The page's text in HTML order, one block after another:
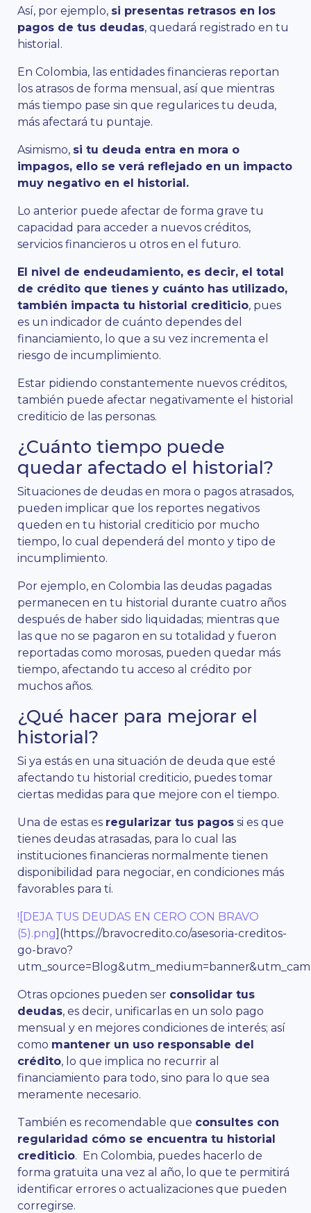
Así, por ejemplo, si presentas retrasos en los
pagos de tus deudas, quedará registrado en tu
historial.
En Colombia, las entidades financieras reportan
los atrasos de forma mensual, así que mientras
más tiempo pase sin que regularices tu deuda,
más afectará tu puntaje.
Asimismo, si tu deuda entra en mora o
impagos, ello se verá reflejado en un impacto
muy negativo en el historial.
Lo anterior puede afectar de forma grave tu
capacidad para acceder a nuevos créditos,
servicios financieros u otros en el futuro.
El nivel de endeudamiento, es decir, el total
de crédito que tienes y cuánto has utilizado,
también impacta tu historial crediticio, pues
es un indicador de cuánto dependes del
financiamiento, lo que a su vez incrementa el
riesgo de incumplimiento.
Estar pidiendo constantemente nuevos créditos,
también puede afectar negativamente el historial
crediticio de las personas.
¿Cuánto tiempo puede
quedar afectado el historial?
Situaciones de deudas en mora o pagos atrasados,
pueden implicar que los reportes negativos
queden en tu historial crediticio por mucho
tiempo, lo cual dependerá del monto y tipo de
incumplimiento.
Por ejemplo, en Colombia las deudas pagadas
permanecen en tu historial durante cuatro años
después de haber sido liquidadas; mientras que
las que no se pagaron en su totalidad y fueron
reportadas como morosas, pueden quedar más
tiempo, afectando tu acceso al crédito por
muchos años.
¿Qué hacer para mejorar el
historial?
Si ya estás en una situación de deuda que esté
afectando tu historial crediticio, puedes tomar
ciertas medidas para que mejore con el tiempo.
Una de estas es regularizar tus pagos si es que
tienes deudas atrasadas, para lo cual las
instituciones financieras normalmente tienen
disponibilidad para negociar, en condiciones más
favorables para ti.
![DEJA TUS DEUDAS EN CERO CON BRAVO
(5).png](https://bravocredito.co/asesoria-creditos-
go-bravo?
Otras opciones pueden ser consolidar tus
deudas, es decir, unificarlas en un solo pago
mensual y en mejores condiciones de interés; así
como mantener un uso responsable del
crédito, lo que implica no recurrir al
financiamiento para todo, sino para lo que sea
meramente necesario.
También es recomendable que consultes con
regularidad cómo se encuentra tu historial
crediticio. En Colombia, puedes hacerlo de
forma gratuita una vez al año, lo que te permitirá
identificar errores o actualizaciones que pueden
corregirse.